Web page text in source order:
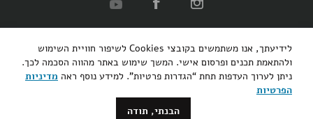
קופיבר אקספרס
רוטשילד 48
לידיעתך, אנו משתמשים בקובצי Cookies לשיפור חוויית השימוש
ולהתאמת תכנים ופרסום אישי. המשך שימוש באתר מהווה הסכמה לכך.
ניתן לערוך העדפות תחת “הגדרות פרטיות”. למידע נוסף ראה מדיניות
הפרטיות
הבנתי, תודה